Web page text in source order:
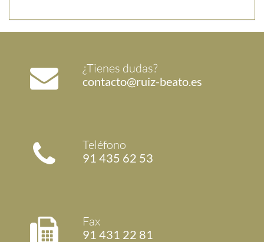
¿Tienes dudas?
contacto@ruiz-beato.es
Teléfono
91 435 62 53
Fax
91 431 22 81